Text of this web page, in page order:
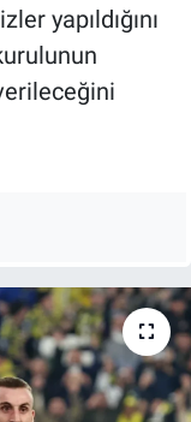
yapıldığını